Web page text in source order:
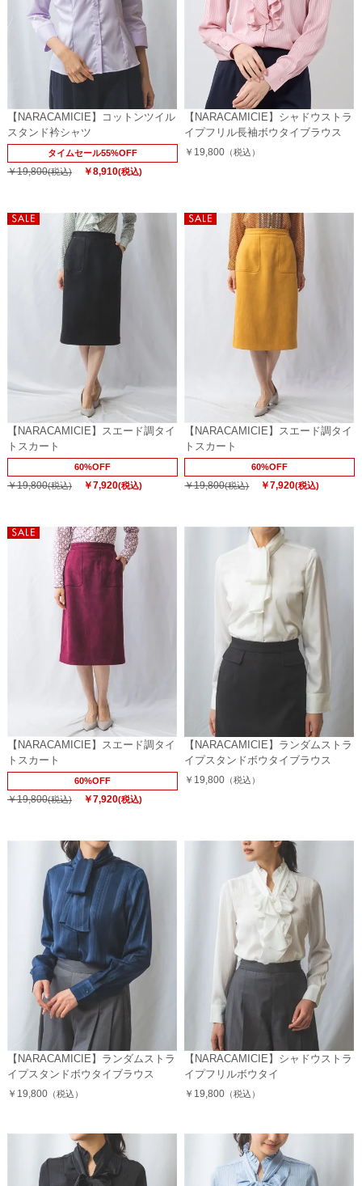
【NARACAMICIE】コットンツイル
スタンド衿シャツ
タイムセール55%OFF
￥19,800(税込) ￥8,910(税込)
【NARACAMICIE】シャドウストラ
イプフリル長袖ボウタイブラウス
￥19,800 （税込）
【NARACAMICIE】スエード調タイ
トスカート
60%OFF
￥19,800(税込) ￥7,920(税込)
【NARACAMICIE】スエード調タイ
トスカート
60%OFF
￥19,800(税込) ￥7,920(税込)
【NARACAMICIE】スエード調タイ
トスカート
60%OFF
￥19,800(税込) ￥7,920(税込)
【NARACAMICIE】ランダムストラ
イプスタンドボウタイブラウス
￥19,800 （税込）
【NARACAMICIE】ランダムストラ
イプスタンドボウタイブラウス
￥19,800（税込）
【NARACAMICIE】シャドウストラ
イプフリルボウタイ
￥19,800 （税込）